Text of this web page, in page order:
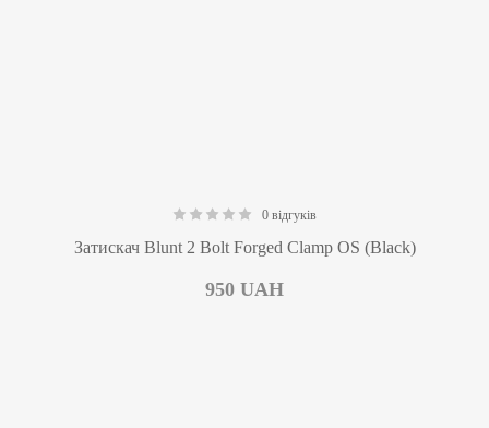
0 відгуків
Затискач Blunt 2 Bolt Forged Clamp OS (Black)
950 UAH